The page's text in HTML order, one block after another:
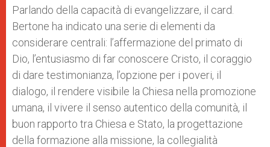
Parlando della capacità di evangelizzare, il card.
Bertone ha indicato una serie di elementi da
considerare centrali: l’affermazione del primato di
Dio, l’entusiasmo di far conoscere Cristo, il coraggio
di dare testimonianza, l’opzione per i poveri, il
dialogo, il rendere visibile la Chiesa nella promozione
umana, il vivere il senso autentico della comunità, il
buon rapporto tra Chiesa e Stato, la progettazione
della formazione alla missione, la collegialità